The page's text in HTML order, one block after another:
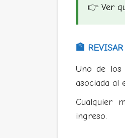
👉 Ver
🏦 REVISAR
Uno de los
asociada al
Cualquier
ingreso.